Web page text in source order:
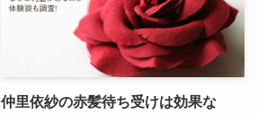
仲里依紗の赤髪待ち受けは効果な